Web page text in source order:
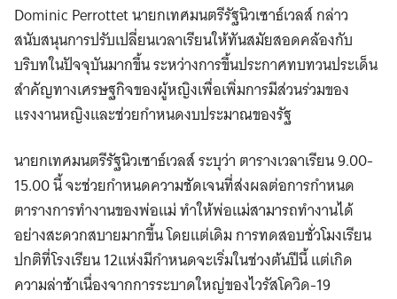
Dominic Perrottet นายกเทศมนตรีรัฐนิวเซาธ์เวลส์ กล่าว
สนับสนุนการปรับเปลี่ยนเวลาเรียนให้ทันสมัยสอดคล้องกับ
บริบทในปัจจุบันมากขึ้น ระหว่างการขึ้นประกาศทบทวนประเด็น
สำคัญทางเศรษฐกิจของผู้หญิงเพื่อเพิ่มการมีส่วนร่วมของ
แรงงานหญิงและช่วยกำหนดงบประมาณของรัฐ
นายกเทศมนตรีรัฐนิวเซาธ์เวลส์ ระบุว่า ตารางเวลาเรียน 9.00-
15.00 นี้ จะช่วยกำหนดความชัดเจนที่ส่งผลต่อการกำหนด
ตารางการทำงานของพ่อแม่ ทำให้พ่อแม่สามารถทำงานได้
อย่างสะดวกสบายมากขึ้น โดยแต่เดิม การทดสอบชั่วโมงเรียน
ปกติที่โรงเรียน 12แห่งมีกำหนดจะเริ่มในช่วงต้นปีนี้ แต่เกิด
ความล่าช้าเนื่องจากการระบาดใหญ่ของไวรัสโควิด-19